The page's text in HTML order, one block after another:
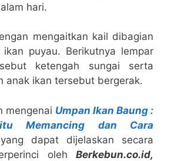
hari.
mengaitkan kail dibagian
puyau. Berikutnya lempar
ketengah sungai serta
anak ikan tersebut bergerak.
mengenai Umpan Ikan Baung :
Memancing dan Cara
yang dapat dijelaskan secara
oleh Berkebun.co.id,